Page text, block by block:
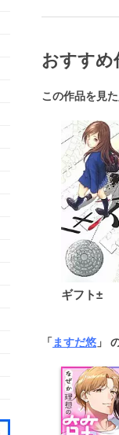
おすすめ
この作品を見
ギフト±
「ますだ悠 」